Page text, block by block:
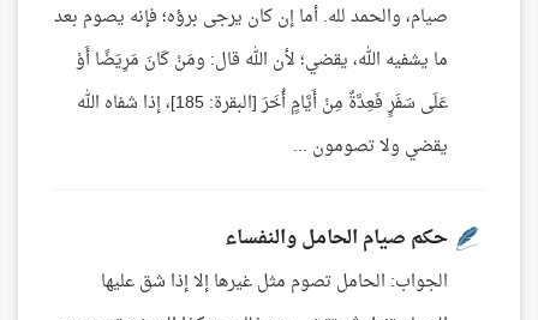
صيام، والحمد لله. أما إن كان يرجى برؤه؛ فإنه يصوم بعد
ما يشفيه الله، يقضي؛ لأن الله قال: ومَنْ كَانَ مَرِيَضًا أَوْ
عَلَى سَفَرٍ فَعِدَّةٌ مِنْ أَيَّامٍ أُخَرَ [البقرة: 185]، إذا شفاه الله
يقضي ولا تصومون ...
حكم صيام الحامل والنفساء
الجواب: الحامل تصوم مثل غيرها إلا إذا شق عليها